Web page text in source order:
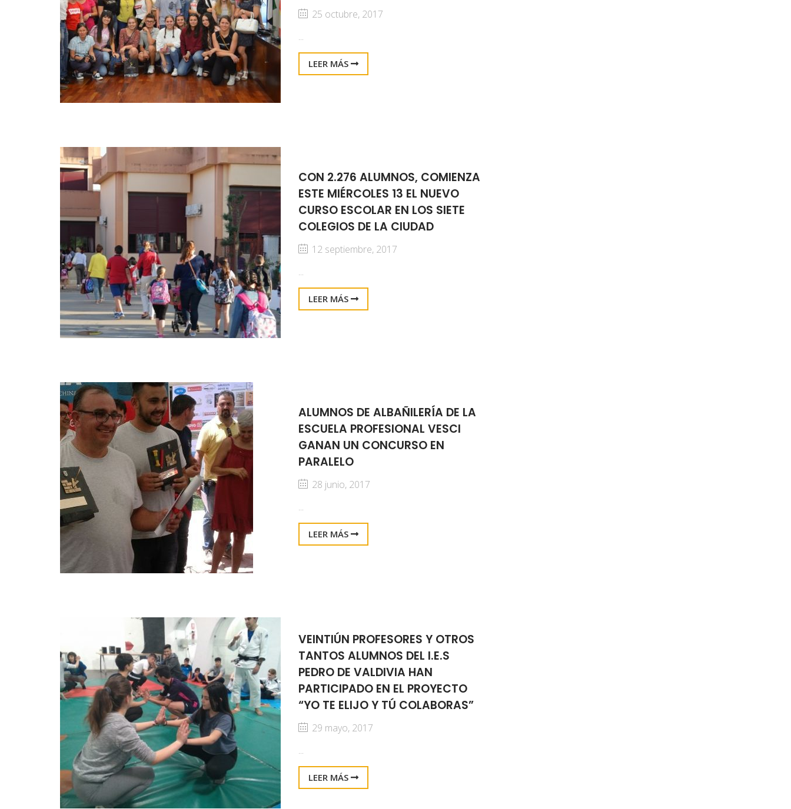
25 octubre, 2017
...
LEER MÁS
CON 2.276 ALUMNOS, COMIENZA
ESTE MIÉRCOLES 13 EL NUEVO
CURSO ESCOLAR EN LOS SIETE
COLEGIOS DE LA CIUDAD
12 septiembre, 2017
...
LEER MÁS
ALUMNOS DE ALBAÑILERÍA DE LA
ESCUELA PROFESIONAL VESCI
GANAN UN CONCURSO EN
PARALELO
28 junio, 2017
...
LEER MÁS
VEINTIÚN PROFESORES Y OTROS
TANTOS ALUMNOS DEL I.E.S
PEDRO DE VALDIVIA HAN
PARTICIPADO EN EL PROYECTO
“YO TE ELIJO Y TÚ COLABORAS”
29 mayo, 2017
...
LEER MÁS